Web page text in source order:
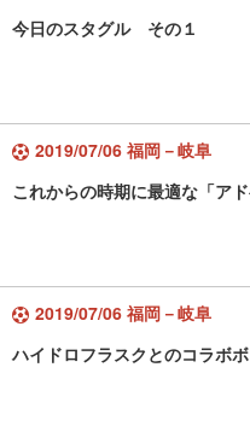
今日のスタグル その１
2019/07/06 福岡－岐阜
これからの時期に最適な「ア
2019/07/06 福岡－岐阜
ハイドロフラスクとのコラボ